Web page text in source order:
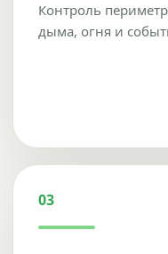
Контроль
дыма, огня и
03